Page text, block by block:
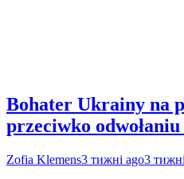
Bohater Ukrainy na
przeciwko
Zofia Klemens3 тижні ago3